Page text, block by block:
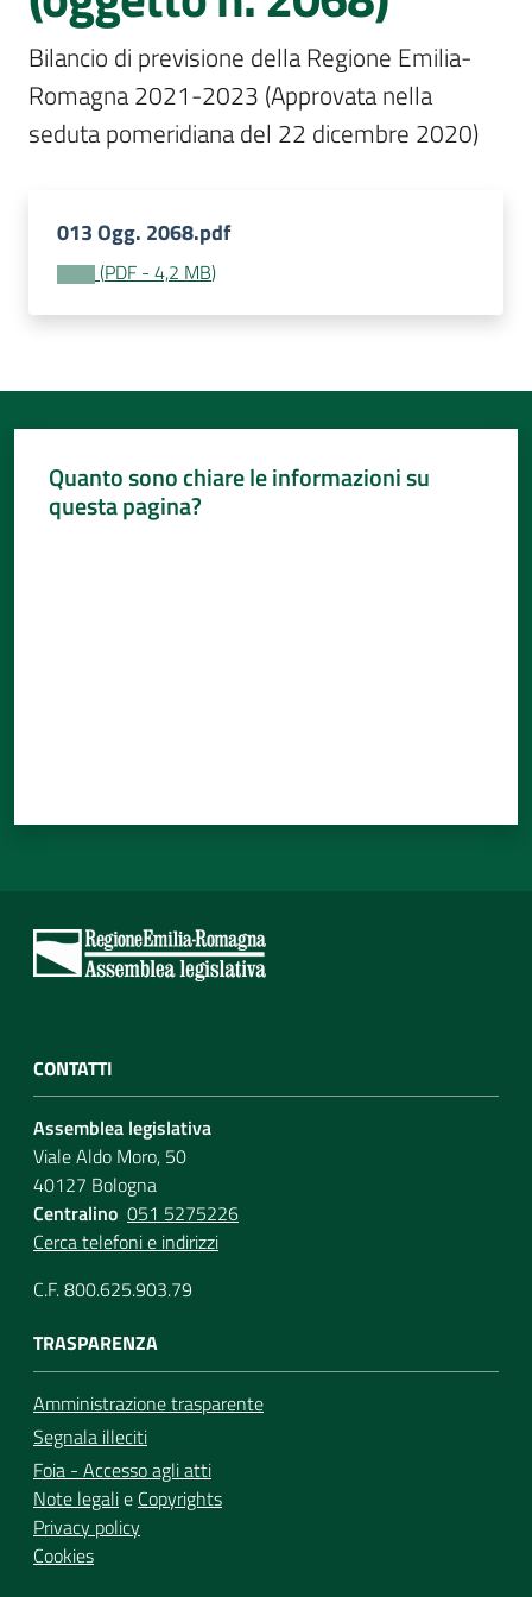
Per
media
Per
Bilancio di previsione della Regione Emilia-
Romagna 2021-2023 (Approvata nella
seduta pomeridiana del 22 dicembre 2020)
013 Ogg. 2068.pdf
(PDF - 4,2 MB)
Quanto sono chiare le informazioni su
questa pagina?
CONTATTI
Assemblea legislativa
Viale Aldo Moro, 50
40127 Bologna
Centralino 051 5275226
Cerca telefoni e indirizzi
C.F. 800.625.903.79
TRASPARENZA
Amministrazione trasparente
Segnala illeciti
Foia - Accesso agli atti
Note legalie Copyrights
Privacy policy
Cookies